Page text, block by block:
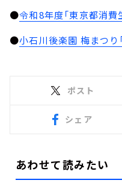
●令和8年度「東京都消費
●小石川後楽園 梅まつり
ポスト
シェア
あわせて読みたい